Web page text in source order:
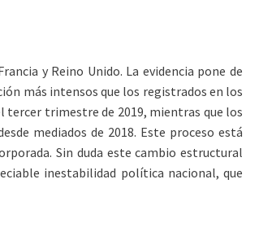
y Reino Unido. La evidencia pone de
más intensos que los registrados en los
tercer trimestre de 2019, mientras que los
mediados de 2018. Este proceso está
Sin duda este cambio estructural
inestabilidad política nacional, que